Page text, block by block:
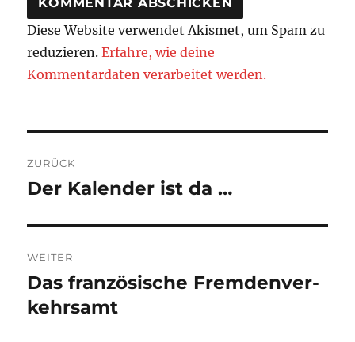
Diese Website verwendet Akismet, um Spam zu
reduzieren.Erfahre, wie deine
Kommentardaten verarbeitet werden.
ZURÜCK
Vorheriger
Der Kalender ist da …
WEITER
Nächster
Beitrag:
Das fran­zö­si­sche Frem­den­ver­
kehrs­amt